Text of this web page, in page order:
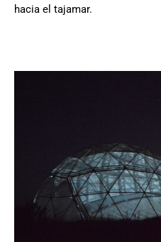
hacia el tajamar.